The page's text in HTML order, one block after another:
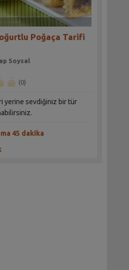
Poğaça Tarifi
Soysal
(0)
yerine sevdiğiniz bir tür
45 dakika